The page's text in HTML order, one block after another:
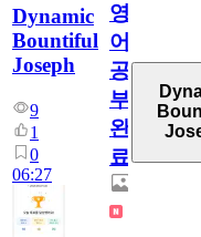
Dynamic
Bountiful
Joseph
9
1
0
06:27
영
어
공
부
완
료